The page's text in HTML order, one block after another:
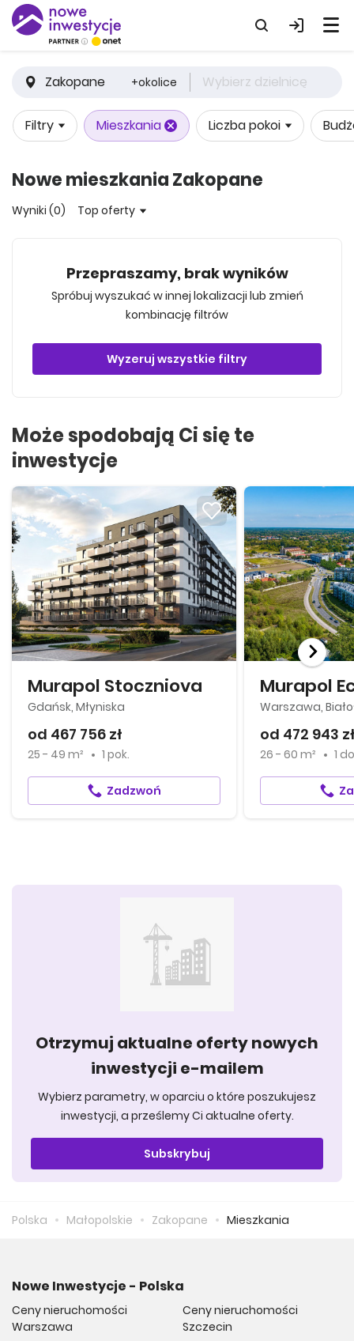
Zakopane +okolice Wybierz dzielnicę
Filtry Mieszkania Liczba pokoi
Nowe mieszkania Zakopane
Wyniki (0) Top oferty
Przepraszamy, brak wyników
Spróbuj wyszukać w innej lokalizacji lub zmień
kombinację filtrów
Wyzeruj wszystkie filtry
Może spodobają Ci się te
inwestycje
Murapol Stoczniova
Gdańsk, Młyniska
od 467 756 zł
25 - 49 m² 1 pok.
Zadzwoń
Murapol
Warszawa,
od 472 943
26 - 60 m² 1
Otrzymuj aktualne oferty nowych
inwestycji e-mailem
Wybierz parametry, w oparciu o które poszukujesz
inwestycji, a prześlemy Ci aktualne oferty.
Subskrybuj
Polska Małopolskie Zakopane Mieszkania
Nowe Inwestycje - Polska
Ceny nieruchomości
Warszawa
Ceny nieruchomości
Szczecin